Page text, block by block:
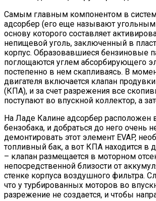
Самым главным компонентом в
адсорбер (его еще называют
основу которого составляет
непищевой уголь, заключенный в
корпус. Образовавшиеся бензиновые
поглощаются углем абсорбирующего
постепенно в нем скапливаясь. В
двигателя включается клапан
(КПА), и за счет разрежения все
поступают во впускной коллектор, а
На Ладе Калине адсорбер расположен
бензобака, и добраться до него очень
демонтировать этот элемент EVAP,
топливный бак, а вот КПА находится в
– клапан размещается в моторном
непосредственной близости от
стенке корпуса воздушного фильтра.
что у турбированных моторов во
разрежение не создается, и чтобы